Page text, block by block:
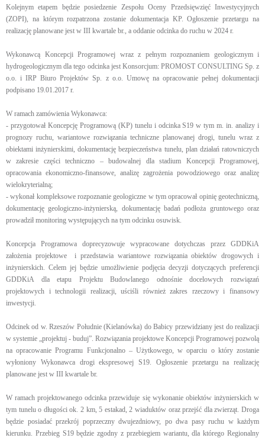
Kolejnym etapem będzie posiedzenie Zespołu Oceny Przedsięwzięć Inwestycyjnych
(ZOPI), na którym rozpatrzona zostanie dokumentacja KP. Ogłoszenie przetargu na
realizację planowane jest w III kwartale br., a oddanie odcinka do ruchu w 2024 r.
Wykonawcą Koncepcji Programowej wraz z pełnym rozpoznaniem geologicznym i
hydrogeologicznym dla tego odcinka jest Konsorcjum: PROMOST CONSULTING Sp. z
o.o. i IRP Biuro Projektów Sp. z o.o. Umowę na opracowanie pełnej dokumentacji
podpisano 19.01.2017 r.
W ramach zamówienia Wykonawca:
- przygotował Koncepcję Programową (KP) tunelu i odcinka S19 w tym m. in. analizy i
prognozy ruchu, wariantowe rozwiązania techniczne planowanej drogi, tunelu wraz z
obiektami inżynierskimi, dokumentację bezpieczeństwa tunelu, plan działań ratowniczych
w zakresie części techniczno – budowalnej dla stadium Koncepcji Programowej,
opracowania ekonomiczno-finansowe, analizę zagrożenia powodziowego oraz analizę
wielokryterialną;
- wykonał kompleksowe rozpoznanie geologiczne w tym opracował opinię geotechniczną,
dokumentację geologiczno-inżynierską, dokumentację badań podłoża gruntowego oraz
prowadził monitoring występujących na tym odcinku osuwisk.
Koncepcja Programowa doprecyzowuje wypracowane dotychczas przez GDDKiA
założenia projektowe i przedstawia wariantowe rozwiązania obiektów drogowych i
inżynierskich. Celem jej będzie umożliwienie podjęcia decyzji dotyczących preferencji
GDDKiA dla etapu Projektu Budowlanego odnośnie docelowych rozwiązań
projektowych i technologii realizacji, uściśli również zakres rzeczowy i finansowy
inwestycji.
Odcinek od w. Rzeszów Południe (Kielanówka) do Babicy przewidziany jest do realizacji
w systemie „projektuj - buduj”. Rozwiązania projektowe Koncepcji Programowej pozwolą
na opracowanie Programu Funkcjonalno – Użytkowego, w oparciu o który zostanie
wyłoniony Wykonawca drogi ekspresowej S19. Ogłoszenie przetargu na realizację
planowane jest w III kwartale br.
W ramach projektowanego odcinka przewiduje się wykonanie obiektów inżynierskich w
tym tunelu o długości ok. 2 km, 5 estakad, 2 wiaduktów oraz przejść dla zwierząt. Droga
będzie posiadać przekrój poprzeczny dwujezdniowy, po dwa pasy ruchu w każdym
kierunku. Przebieg S19 będzie zgodny z przebiegiem wariantu, dla którego Regionalny